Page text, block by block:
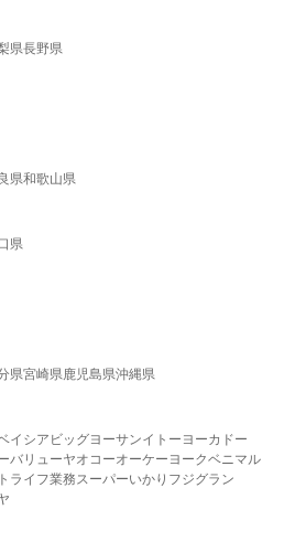
県長野県
県和歌山県
県
県宮崎県鹿児島県沖縄県
イシア ビッグヨーサンイトーヨーカドー
バリューヤオコーオーケー ヨークベニマル
ライフ業務スーパーいかり フジグラン